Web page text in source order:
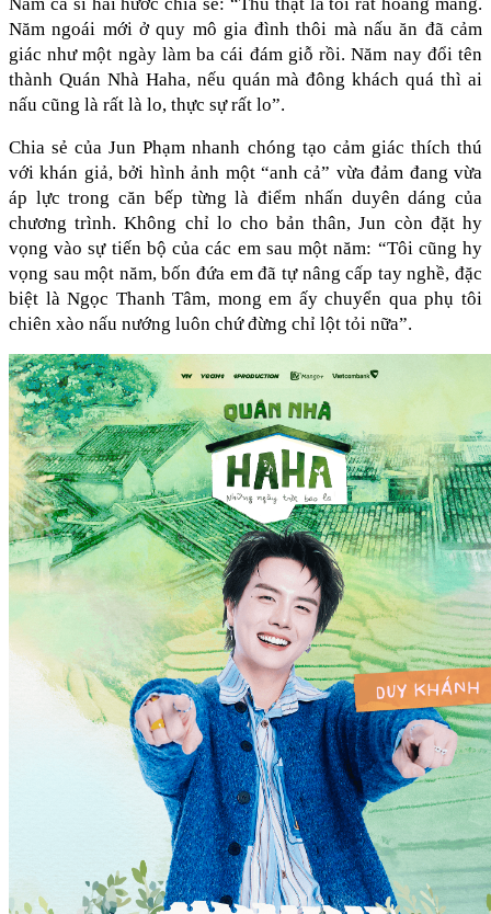
Năm ngoái mới ở quy mô gia đình thôi mà nấu ăn đã cảm
giác như một ngày làm ba cái đám giỗ rồi. Năm nay đổi tên
thành Quán Nhà Haha, nếu quán mà đông khách quá thì ai
nấu cũng là rất là lo, thực sự rất lo”.
Chia sẻ của Jun Phạm nhanh chóng tạo cảm giác thích thú
với khán giả, bởi hình ảnh một “anh cả” vừa đảm đang vừa
áp lực trong căn bếp từng là điểm nhấn duyên dáng của
chương trình. Không chỉ lo cho bản thân, Jun còn đặt hy
vọng vào sự tiến bộ của các em sau một năm: “Tôi cũng hy
vọng sau một năm, bốn đứa em đã tự nâng cấp tay nghề, đặc
biệt là Ngọc Thanh Tâm, mong em ấy chuyển qua phụ tôi
chiên xào nấu nướng luôn chứ đừng chỉ lột tỏi nữa”.